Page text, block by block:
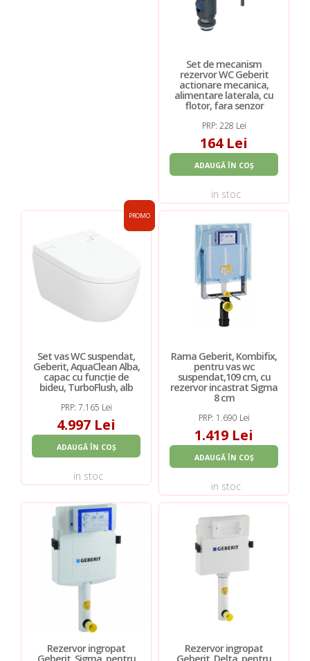
Set de mecanism
rezervor WC Geberit
actionare mecanica,
alimentare laterala, cu
flotor, fara senzor
PRP: 228 Lei
164 Lei
ADAUGĂ ÎN COȘ
in stoc
PROMO
Set vas WC suspendat,
Geberit, AquaClean Alba,
capac cu funcție de
bideu, TurboFlush, alb
PRP: 7.165 Lei
4.997 Lei
ADAUGĂ ÎN COȘ
in stoc
Rama Geberit, Kombifix,
pentru vas wc
suspendat,109 cm, cu
rezervor incastrat Sigma
8 cm
PRP: 1.690 Lei
1.419 Lei
ADAUGĂ ÎN COȘ
in stoc
Rezervor ingropat Rezervor ingropat